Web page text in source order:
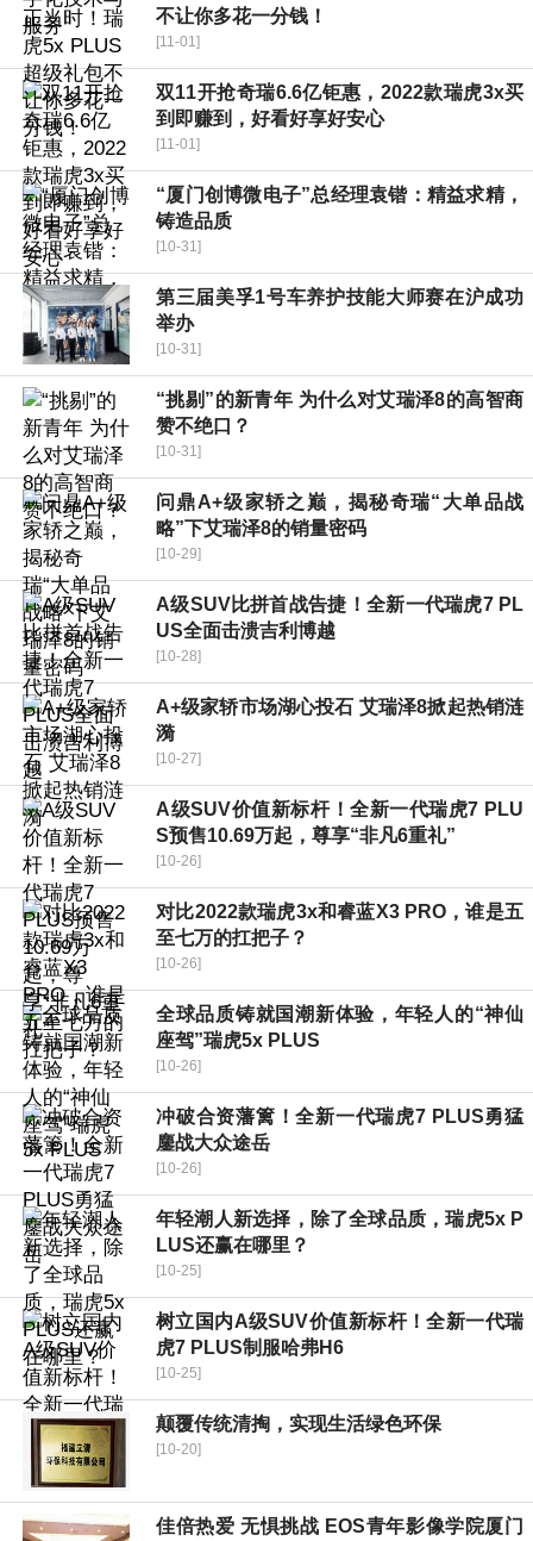
不让你多花一分钱！
[11-01]
双11开抢奇瑞6.6亿钜惠，2022款瑞虎3x买
到即赚到，好看好享好安心
[11-01]
“厦门创博微电子”总经理袁锴：精益求精，
铸造品质
[10-31]
第三届美孚1号车养护技能大师赛在沪成功
举办
[10-31]
“挑剔”的新青年 为什么对艾瑞泽8的高智商
赞不绝口？
[10-31]
问鼎A+级家轿之巅，揭秘奇瑞“大单品战
略”下艾瑞泽8的销量密码
[10-29]
A级SUV比拼首战告捷！全新一代瑞虎7 PL
US全面击溃吉利博越
[10-28]
A+级家轿市场湖心投石 艾瑞泽8掀起热销涟
漪
[10-27]
A级SUV价值新标杆！全新一代瑞虎7 PLU
S预售10.69万起，尊享“非凡6重礼”
[10-26]
对比2022款瑞虎3x和睿蓝X3 PRO，谁是五
至七万的扛把子？
[10-26]
全球品质铸就国潮新体验，年轻人的“神仙
座驾”瑞虎5x PLUS
[10-26]
冲破合资藩篱！全新一代瑞虎7 PLUS勇猛
鏖战大众途岳
[10-26]
年轻潮人新选择，除了全球品质，瑞虎5x P
LUS还赢在哪里？
[10-25]
树立国内A级SUV价值新标杆！全新一代瑞
虎7 PLUS制服哈弗H6
[10-25]
颠覆传统清掏，实现生活绿色环保
[10-20]
佳倍热爱 无惧挑战 EOS青年影像学院厦门